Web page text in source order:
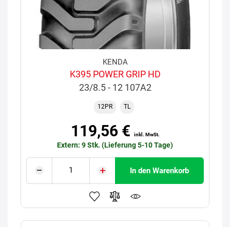
KENDA
K395 POWER GRIP HD
23/8.5 - 12 107A2
12PR TL
119,56 € inkl. MwSt.
Extern: 9 Stk. (Lieferung 5-10 Tage)
In den Warenkorb